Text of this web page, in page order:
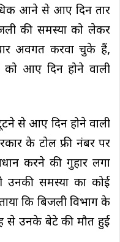
आने से आए दिन तार
की समस्या को लेकर
अवगत करवा चुके हैं,
को आए दिन होने वाली
से आए दिन होने वाली
के टोल फ्री नंबर पर
करने की गुहार लगा
समस्या का कोई
कि बिजली विभाग के
से उनके बेटे की मौत हुई